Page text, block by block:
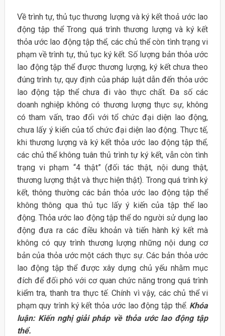
Về trình tự, thủ tục thương lượng và ký kết thoả ước lao
động tập thể Trong quá trình thương lượng và ký kết
thỏa ước lao động tập thể, các chủ thể còn tình trạng vi
phạm về trình tự, thủ tục ký kết. Số lượng bản thỏa ước
lao động tập thể được thương lượng, ký kết chưa theo
đúng trình tự, quy định của pháp luật dẫn đến thỏa ước
lao động tập thể chưa đi vào thực chất. Đa số các
doanh nghiệp không có thương lượng thực sự, không
có tham vấn, trao đổi với tổ chức đại diện lao động,
chưa lấy ý kiến của tổ chức đại diện lao động. Thực tế,
khi thương lượng và ký kết thỏa ước lao động tập thể,
các chủ thể không tuân thủ trình tự ký kết, vẫn còn tình
trạng vi phạm “4 thật” (đối tác thật, nội dung thật,
thương lượng thật và thực hiện thật). Trong quá trình ký
kết, thông thường các bản thỏa ước lao động tập thể
không thông qua thủ tục lấy ý kiến của tập thể lao
động. Thỏa ước lao động tập thể do người sử dụng lao
động đưa ra các điều khoản và tiến hành ký kết mà
không có quy trình thương lượng những nội dung cơ
bản của thỏa ước một cách thực sự. Các bản thỏa ước
lao động tập thể được xây dựng chủ yếu nhằm mục
đích để đối phó với cơ quan chức năng trong quá trình
kiểm tra, thanh tra thực tế. Chính vì vậy, các chủ thể vi
phạm quy trình ký kết thỏa ước lao động tập thể. Khóa
luận: Kiến nghị giải pháp về thỏa ước lao động tập
thể.